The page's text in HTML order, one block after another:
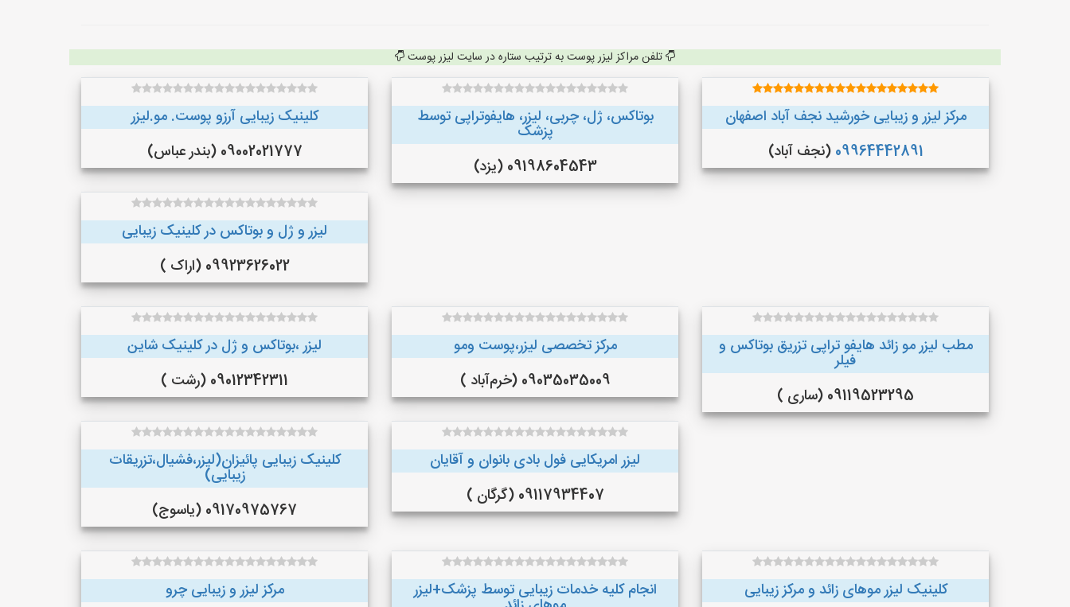
تلفن مراکز لیزر پوست به ترتیب ستاره در سایت لیزر پوست
مرکز لیزر و زیبایی خورشید نجف آباد اصفهان
09964442891 (نجف‌ آباد)
بوتاکس، ژل، چربی، لیزر، هایفوتراپی توسط
پزشک
09198604543 (یزد)
کلینیک زیبایی آرزو پوست. مو.لیزر
09002021777 (بندر عباس)
لیزر و ژل و بوتاکس در کلینیک زیبایی
09923626022 (اراک )
مطب لیزر مو زائد هایفو تراپی تزریق بوتاکس و
فیلر
09119523295 (ساری )
مرکز تخصصی لیزر،پوست و‌مو
09035035009 (خرم‌آباد )
لیزر ،بوتاکس و ژل در کلینیک شاین
09012342311 (رشت )
لیزر امریکایی فول بادی بانوان و آقایان
09117934407 (گرگان )
کلینیک زیبایی پائیزان(لیزر،فشیال،تزریقات
زیبایی)
09170975767 (یاسوج)
کلینیک لیزر موهای زائد و مرکز زیبایی انجام کلیه خدمات زیبایی توسط پزشک+لیزر مرکز لیزر و زیبایی چرو